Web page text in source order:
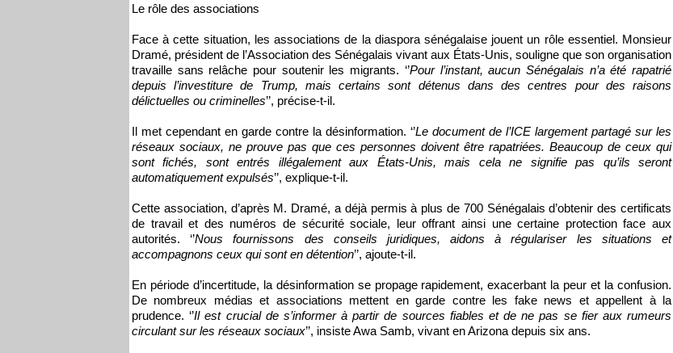
Le rôle des associations
Face à cette situation, les associations de la diaspora sénégalaise jouent un rôle essentiel. Monsieur
Dramé, président de l’Association des Sénégalais vivant aux États-Unis, souligne que son organisation
travaille sans relâche pour soutenir les migrants. ‘’Pour l’instant, aucun Sénégalais n’a été rapatrié
depuis l’investiture de Trump, mais certains sont détenus dans des centres pour des raisons
délictuelles ou criminelles’’, précise-t-il.
Il met cependant en garde contre la désinformation. ‘’Le document de l’ICE largement partagé sur les
réseaux sociaux, ne prouve pas que ces personnes doivent être rapatriées. Beaucoup de ceux qui
sont fichés, sont entrés illégalement aux États-Unis, mais cela ne signifie pas qu’ils seront
automatiquement expulsés’’, explique-t-il.
Cette association, d’après M. Dramé, a déjà permis à plus de 700 Sénégalais d’obtenir des certificats
de travail et des numéros de sécurité sociale, leur offrant ainsi une certaine protection face aux
autorités. ‘’Nous fournissons des conseils juridiques, aidons à régulariser les situations et
accompagnons ceux qui sont en détention’’, ajoute-t-il.
En période d’incertitude, la désinformation se propage rapidement, exacerbant la peur et la confusion.
De nombreux médias et associations mettent en garde contre les fake news et appellent à la
prudence. ‘’Il est crucial de s’informer à partir de sources fiables et de ne pas se fier aux rumeurs
circulant sur les réseaux sociaux’’, insiste Awa Samb, vivant en Arizona depuis six ans.